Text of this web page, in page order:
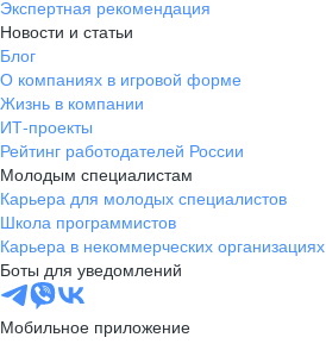
Экспертная рекомендация
Новости и статьи
Блог
О компаниях в игровой форме
Жизнь в компании
ИТ-проекты
Рейтинг работодателей России
Молодым специалистам
Карьера для молодых специалистов
Школа программистов
Карьера в некоммерческих организациях
Боты для уведомлений
Мобильное приложение